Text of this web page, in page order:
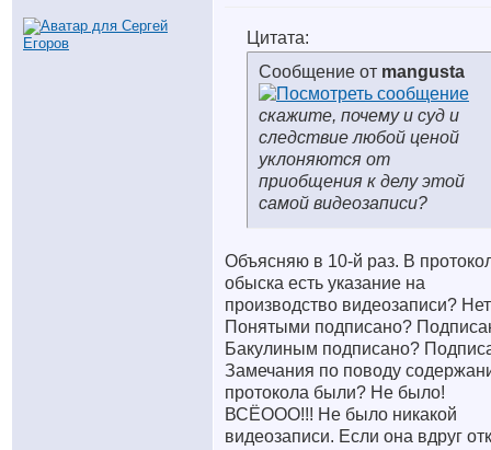
Цитата:
Сообщение от mangusta
скажите, почему и суд и
следствие любой ценой
уклоняются от
приобщения к делу этой
самой видеозаписи?
Объясняю в 10-й раз. В
обыска есть указание на
производство видеозаписи?
Понятыми подписано?
Бакулиным подписано?
Замечания по поводу
протокола были? Не было!
ВСЁООО!!! Не было никакой
видеозаписи. Если она вдруг